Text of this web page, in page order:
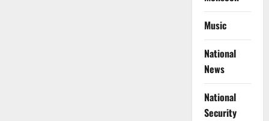
Music
National
News
National
Security